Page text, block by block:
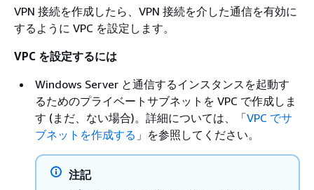
VPN 接続を作成したら、VPN 接続を介した通信を有効に
するように VPC を設定します。
VPC を設定するには
Windows Server と通信するインスタンスを起動す
るためのプライベートサブネットを VPC で作成しま
す (まだ、ない場合)。詳細については、「VPC でサ
ブネットを作成する 」を参照してください。
注記